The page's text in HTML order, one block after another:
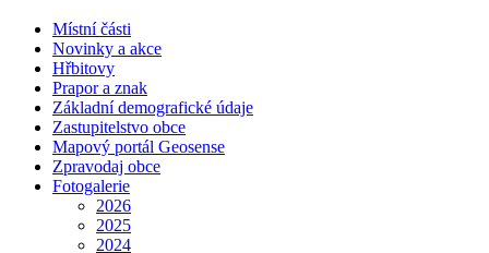
Místní části
Novinky a akce
Hřbitovy
Prapor a znak
Základní demografické údaje
Zastupitelstvo obce
Mapový portál Geosense
Zpravodaj obce
Fotogalerie
2026
2025
2024